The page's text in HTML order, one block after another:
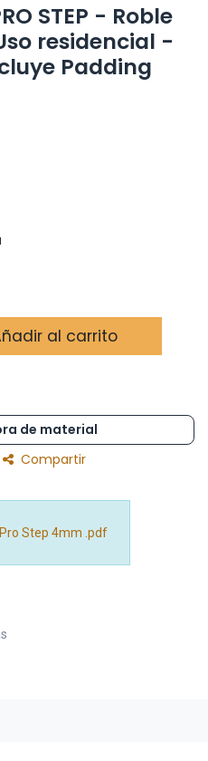
STEP - Roble
residencial -
Padding
al carrito
de material
Compartir
Step 4mm .pdf